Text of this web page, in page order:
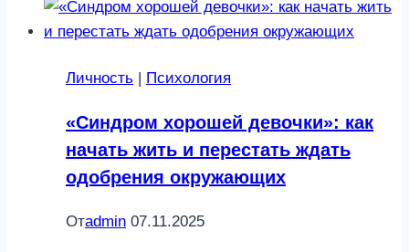
она
опаснее
Личность
Психология
«Синдром хорошей девочки»: как
начать жить и перестать ждать
одобрения окружающих
Отadmin 07.11.2025